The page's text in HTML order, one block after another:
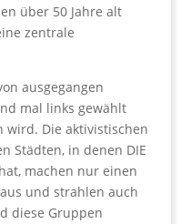
über 50 Jahre alt
zentrale
ausgegangen
mal links gewählt
Die aktivistischen
Städten, in denen DIE
machen nur einen
und strahlen auch
diese Gruppen